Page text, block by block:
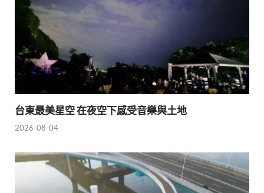
台東最美星空 在夜空下感受音樂與土地
2026-08-04